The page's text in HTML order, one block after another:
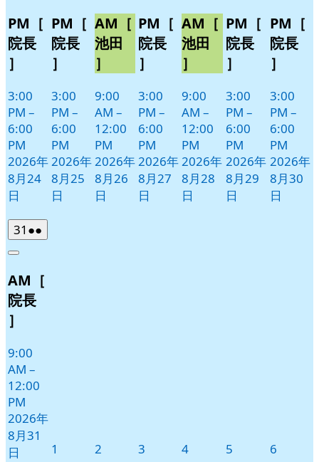
PM［
院長
］
3:00
PM –
6:00
PM
2026年
8月24
日
PM［
院長
］
3:00
PM –
6:00
PM
2026年
8月25
日
AM［
池田
］
9:00
AM –
12:00
PM
2026年
8月26
日
PM［
院長
］
3:00
PM –
6:00
PM
2026年
8月27
日
AM［
池田
］
9:00
AM –
12:00
PM
2026年
8月28
日
PM［
院長
］
3:00
PM –
6:00
PM
2026年
8月29
日
PM［
院長
］
3:00
PM –
6:00
PM
2026年
8月30
日
31 2026
年
月
31
日
●●
件
イ
Close
AM［
院長
］
9:00
AM –
12:00
PM
2026年
8月31
日
1 2 3 42026
5 6